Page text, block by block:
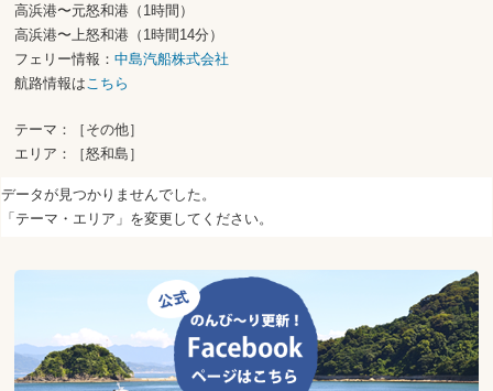
高浜港〜元怒和港（1時間）
高浜港〜上怒和港（1時間14分）
フェリー情報：中島汽船株式会社
航路情報はこちら
テーマ：［その他］
エリア：［怒和島］
データが見つかりませんでした。
「テーマ・エリア」を変更してください。